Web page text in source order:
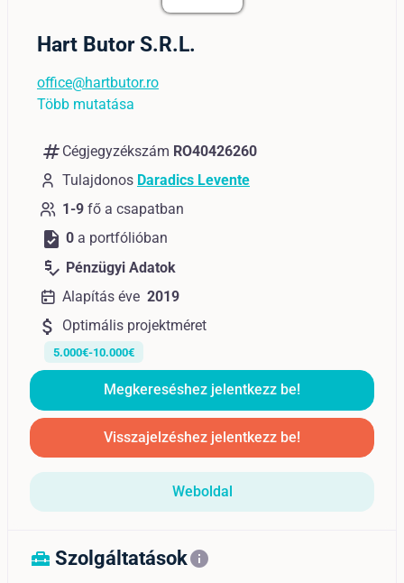
Hart Butor S.R.L.
office@hartbutor.ro
Több mutatása
numbers Cégjegyzékszám RO40426260
Tulajdonos Daradics Levente
1-9 fő a csapatban
task 0 a portfólióban
price_check Pénzügyi Adatok
Alapítás éve 2019
attach_money Optimális projektméret
5.000€-10.000€
Megkereséshez jelentkezz be!
Visszajelzéshez jelentkezz be!
Weboldal
home_repair_service Szolgáltatásokinfo